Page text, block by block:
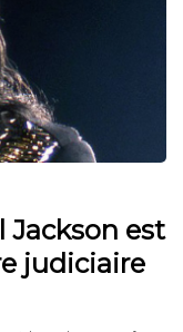
Jackson est
judiciaire